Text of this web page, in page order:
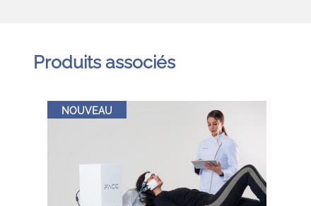
Produits associés
NOUVEAU